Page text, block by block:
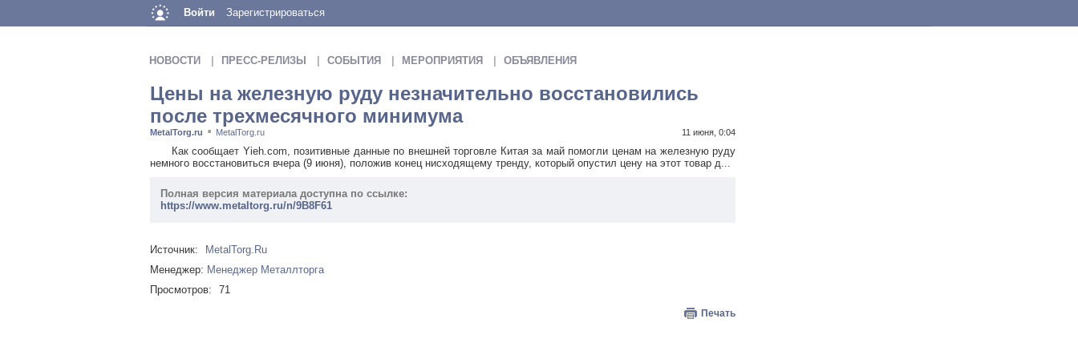
Войти Зарегистрироваться
НОВОСТИ ПРЕСС-РЕЛИЗЫ СОБЫТИЯ МЕРОПРИЯТИЯ ОБЪЯВЛЕНИЯ
Цены на железную руду незначительно восстановились
после трехмесячного минимума
MetalTorg.ru ■ MetalTorg.ru 11 июня, 0:04
Как сообщает Yieh.com, позитивные данные по внешней торговле Китая за май помогли ценам на железную руду
немного восстановиться вчера (9 июня), положив конец нисходящему тренду, который опустил цену на этот товар д...
Полная версия материала доступна по ссылке:
https://www.metaltorg.ru/n/9B8F61
Источник:
MetalTorg.Ru
Менеджер: Менеджер Металлторга
Просмотров:
71
Печать